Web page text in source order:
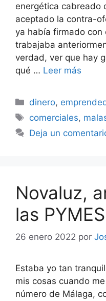
energética cabreado
aceptado la contra-
ya había firmado con
trabajaba
verdad, ver que hay
qué … Leer más
Categorías
dinero,
Etiquetas
comerciales,
Deja un
Novaluz,
las PYMES
26 enero 2022 por
Estaba yo tan
mis cosas cuando
número de Málaga,